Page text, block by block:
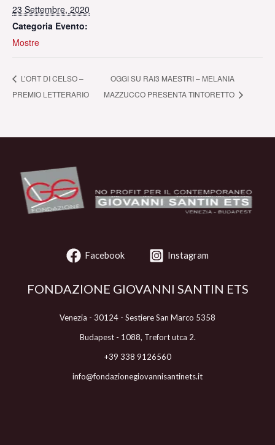
23 Settembre, 2020
Categoria Evento:
Mostre
L’ORT DI CELSO –
PREMIO LETTERARIO
OGGI SU RAI3 MAESTRI – MELANIA
MAZZUCCO PRESENTA TINTORETTO
Facebook Instagram
FONDAZIONE GIOVANNI SANTIN ETS
Venezia - 30124 - Sestiere San Marco 5358
Budapest - 1088, Trefort utca 2.
+39 338 9126560
info@fondazionegiovannisantinets.it